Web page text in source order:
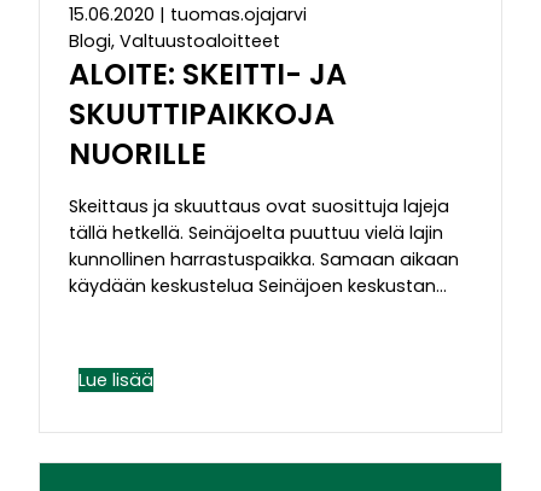
15.06.2020 | tuomas.ojajarvi
Blogi, Valtuustoaloitteet
ALOITE: SKEITTI- JA
SKUUTTIPAIKKOJA
NUORILLE
Skeittaus ja skuuttaus ovat suosittuja lajeja
tällä hetkellä. Seinäjoelta puuttuu vielä lajin
kunnollinen harrastuspaikka. Samaan aikaan
käydään keskustelua Seinäjoen keskustan…
Lue lisää